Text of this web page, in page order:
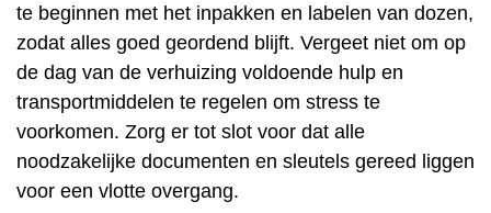
te beginnen met het inpakken en labelen van dozen,
zodat alles goed geordend blijft. Vergeet niet om op
de dag van de verhuizing voldoende hulp en
transportmiddelen te regelen om stress te
voorkomen. Zorg er tot slot voor dat alle
noodzakelijke documenten en sleutels gereed liggen
voor een vlotte overgang.